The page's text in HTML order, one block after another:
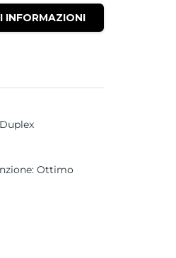
INFORMAZIONI
Duplex
: Ottimo